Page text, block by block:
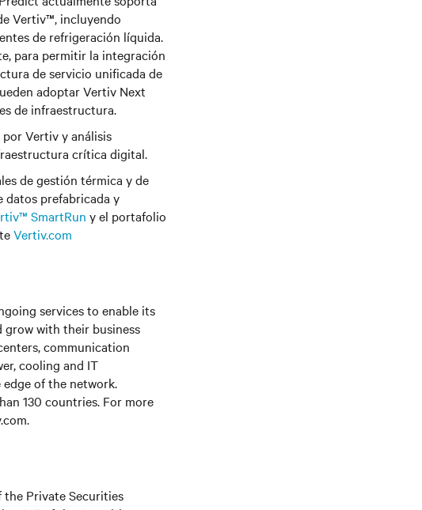
Vertiv™, incluyendo
de refrigeración líquida.
para permitir la integración
de servicio unificada de
adoptar Vertiv Next
de infraestructura.
Vertiv y análisis
crítica digital.
de gestión térmica y de
datos prefabricada y
SmartRun y el portafolio
Vertiv.com
services to enable its
with their business
communication
cooling and IT
of the network.
130 countries. For more
Private Securities